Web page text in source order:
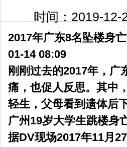
时间：2019-
2017年广东8名坠楼身
01-14 08:09
刚刚过去的2017年，广
痛，也促人反思。其中
轻生，父母看到遗体后
广州19岁大学生跳楼身
据DV现场2017年11月